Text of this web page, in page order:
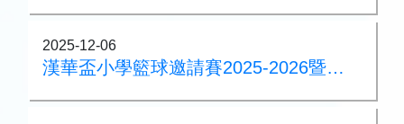
2025-12-06
漢華盃小學籃球邀請賽2025-2026暨漢華80大灣區三人籃球邀請賽